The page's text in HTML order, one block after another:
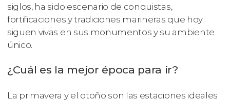
siglos, ha sido escenario de conquistas,
fortificaciones y tradiciones marineras que hoy
siguen vivas en sus monumentos y su ambiente
único.
¿Cuál es la mejor época para ir?
La primavera y el otoño son las estaciones ideales